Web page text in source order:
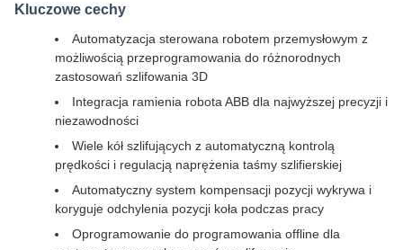
Kluczowe cechy
Automatyzacja sterowana robotem przemysłowym z
możliwością przeprogramowania do różnorodnych
zastosowań szlifowania 3D
Integracja ramienia robota ABB dla najwyższej precyzji i
niezawodności
Wiele kół szlifujących z automatyczną kontrolą
prędkości i regulacją naprężenia taśmy szlifierskiej
Automatyczny system kompensacji pozycji wykrywa i
koryguje odchylenia pozycji koła podczas pracy
Oprogramowanie do programowania offline dla